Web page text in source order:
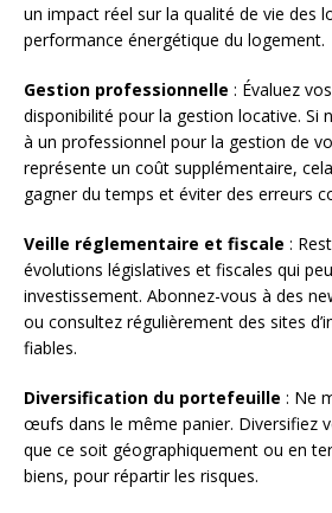
un impact réel sur la qualité de vie des
performance énergétique du logement.
Gestion professionnelle : Évaluez
disponibilité pour la gestion locative. Si
à un professionnel pour la gestion de
représente un coût supplémentaire,
gagner du temps et éviter des erreurs
Veille réglementaire et fiscale :
évolutions législatives et fiscales qui
investissement. Abonnez-vous à des
ou consultez régulièrement des sites
fiables.
Diversification du portefeuille : Ne
œufs dans le même panier. Diversifiez
que ce soit géographiquement ou en
biens, pour répartir les risques.